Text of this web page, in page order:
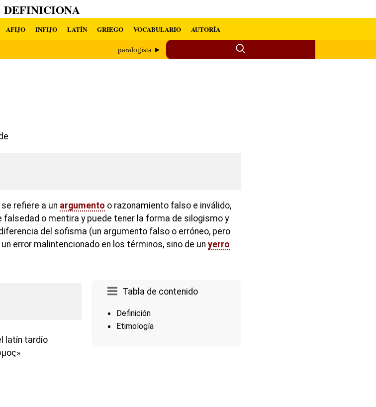
DEFINICIONA
AFIJO INFIJO LATÍN GRIEGO VOCABULARIO AUTORÍA
paralogista ►
refiere a un argumento o razonamiento falso e inválido,
falsedad o mentira y puede tener la forma de silogismo y
del sofisma (un argumento falso o erróneo, pero
error malintencionado en los términos, sino de un yerro
Tabla de contenido
Definición
Etimología
latín tardío